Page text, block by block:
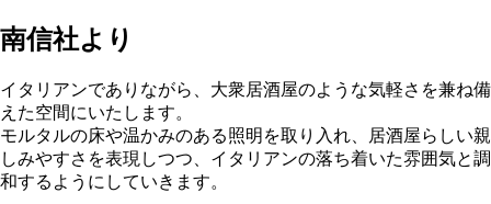
南信社より
イタリアンでありながら、大衆居酒屋のような気軽さを兼ね備
えた空間にいたします。
モルタルの床や温かみのある照明を取り入れ、居酒屋らしい親
しみやすさを表現しつつ、イタリアンの落ち着いた雰囲気と調
和するようにしていきます。